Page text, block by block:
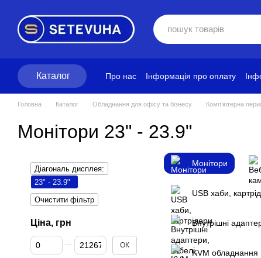
Каталог Про нас Інформація про оплату
Головна Каталог Обладнання для офісу та бізнесу Комп’ютерна
Монітори 23" - 23.9"
Монітори
USB хаби,
Внутрішні
KVM обладнання
Діагональ дисплея:
23" - 23.9"
Очистити фільтр
Ціна, грн
Від Ціна, грн
До Ціна, грн ОК